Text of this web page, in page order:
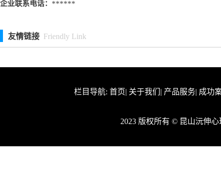
企业联系电话： ******
友情链接 Friendly Link
栏目导航: 首页| 关于我们 | 产品服务| 成功
2023 版权所有 © 昆山沅伸